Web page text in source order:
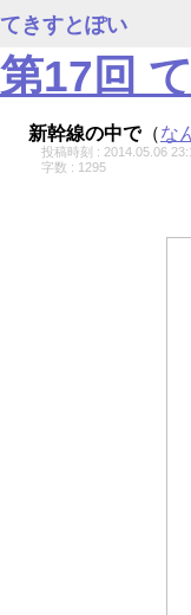
てきすとぽい
第17回
新幹線の中で （な
投稿時刻 : 2014.05.06
字数 : 1295